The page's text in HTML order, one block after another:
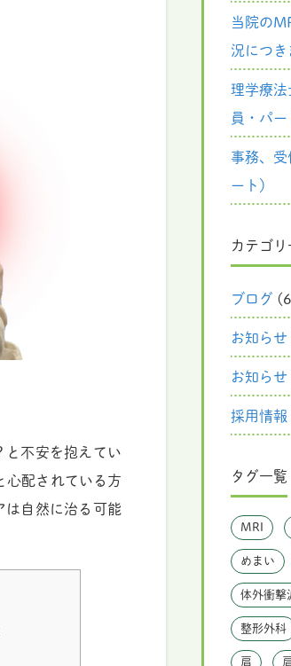
と不安を抱えてい
心配されている方
は自然に治る可能
当院の
況につき
理学療
員・パー
事務、
ート）
カテゴリ
ブログ
お知らせ
お知らせ
採用情報
タグ一覧
MRI
めまい
体外衝撃
整形外科
肩